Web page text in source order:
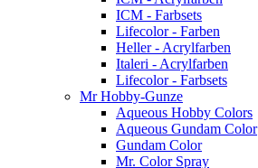
ICM - Farbsets
Lifecolor - Farben
Heller - Acrylfarben
Italeri - Acrylfarben
Lifecolor - Farbsets
Mr Hobby-Gunze
Aqueous Hobby Colors
Aqueous Gundam Color
Gundam Color
Mr. Color Spray